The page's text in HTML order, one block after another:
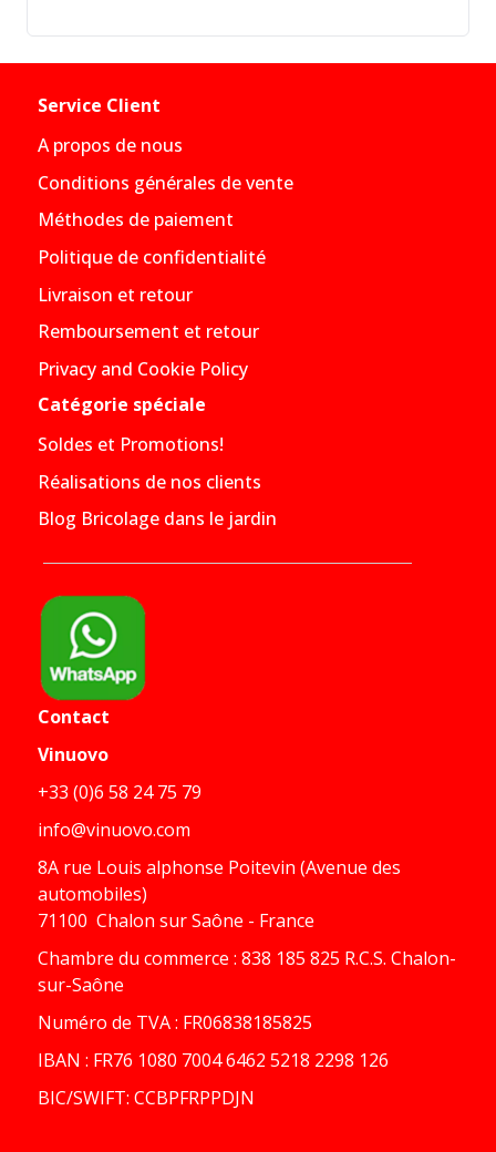
Service Client
A propos de nous
Conditions générales de vente
Méthodes de paiement
Politique de confidentialité
Livraison et retour
Remboursement et retour
Privacy and Cookie Policy
Catégorie spéciale
Soldes et Promotions!
Réalisations de nos clients
Blog Bricolage dans le jardin
Contact
Vinuovo
+33 (0)6 58 24 75 79
info@vinuovo.com
8A rue Louis alphonse Poitevin (Avenue des
automobiles)
71100 Chalon sur Saône - France
Chambre du commerce : 838 185 825 R.C.S. Chalon-
sur-Saône
Numéro de TVA : FR06838185825
IBAN : FR76 1080 7004 6462 5218 2298 126
BIC/SWIFT: CCBPFRPPDJN